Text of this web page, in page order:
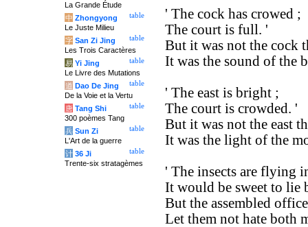
' The cock has crowed ;
The court is full. '
But it was not the cock
It was the sound of the
' The east is bright ;
The court is crowded. '
But it was not the east
It was the light of the
' The insects are flying
It would be sweet to lie
But the assembled
Let them not hate both
La Grande Étude
table
中 Zhongyong
Le Juste Milieu
table
字 San Zi Jing
Les Trois Caractères
table
易 Yi Jing
Le Livre des Mutations
table
道 Dao De Jing
De la Voie et la Vertu
table
唐 Tang Shi
300 poèmes Tang
table
兵 Sun Zi
L'Art de la guerre
table
计 36 Ji
Trente-six stratagèmes